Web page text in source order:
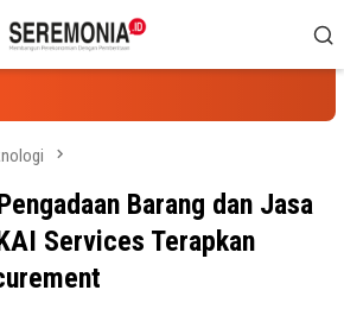
Barang dan Jasa
Services Terapkan